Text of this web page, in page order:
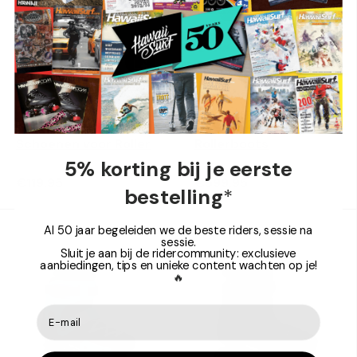
Fr Skates
FRX Boot Only -
Kies mogelijkheden
Fr Skates
SL Only 2025 -
€599,95
Kies
5% korting bij je eerste
bestelling*
Al 50 jaar begeleiden we de beste riders, sessie na
sessie.
Sluit je aan bij de ridercommunity: exclusieve
aanbiedingen, tips en unieke content wachten op je!
🔥